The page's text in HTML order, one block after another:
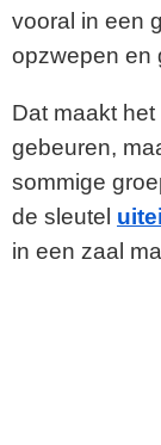
vooral in een
opzwepen en
Dat maakt
gebeuren,
sommige
de sleutel
in een zaal